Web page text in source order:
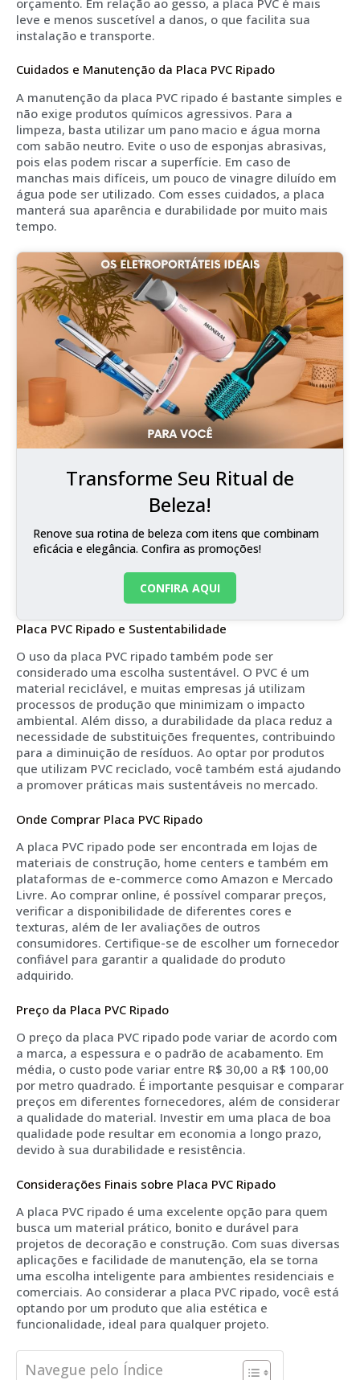
leve e menos suscetível a danos, o que facilita sua
instalação e transporte.
Cuidados e Manutenção da Placa PVC Ripado
A manutenção da placa PVC ripado é bastante simples e
não exige produtos químicos agressivos. Para a
limpeza, basta utilizar um pano macio e água morna
com sabão neutro. Evite o uso de esponjas abrasivas,
pois elas podem riscar a superfície. Em caso de
manchas mais difíceis, um pouco de vinagre diluído em
água pode ser utilizado. Com esses cuidados, a placa
manterá sua aparência e durabilidade por muito mais
tempo.
Transforme Seu Ritual de
Beleza!
Renove sua rotina de beleza com itens que combinam
eficácia e elegância. Confira as promoções!
CONFIRA AQUI
Placa PVC Ripado e Sustentabilidade
O uso da placa PVC ripado também pode ser
considerado uma escolha sustentável. O PVC é um
material reciclável, e muitas empresas já utilizam
processos de produção que minimizam o impacto
ambiental. Além disso, a durabilidade da placa reduz a
necessidade de substituições frequentes, contribuindo
para a diminuição de resíduos. Ao optar por produtos
que utilizam PVC reciclado, você também está ajudando
a promover práticas mais sustentáveis no mercado.
Onde Comprar Placa PVC Ripado
A placa PVC ripado pode ser encontrada em lojas de
materiais de construção, home centers e também em
plataformas de e-commerce como Amazon e Mercado
Livre. Ao comprar online, é possível comparar preços,
verificar a disponibilidade de diferentes cores e
texturas, além de ler avaliações de outros
consumidores. Certifique-se de escolher um fornecedor
confiável para garantir a qualidade do produto
adquirido.
Preço da Placa PVC Ripado
O preço da placa PVC ripado pode variar de acordo com
a marca, a espessura e o padrão de acabamento. Em
média, o custo pode variar entre R$ 30,00 a R$ 100,00
por metro quadrado. É importante pesquisar e comparar
preços em diferentes fornecedores, além de considerar
a qualidade do material. Investir em uma placa de boa
qualidade pode resultar em economia a longo prazo,
devido à sua durabilidade e resistência.
Considerações Finais sobre Placa PVC Ripado
A placa PVC ripado é uma excelente opção para quem
busca um material prático, bonito e durável para
projetos de decoração e construção. Com suas diversas
aplicações e facilidade de manutenção, ela se torna
uma escolha inteligente para ambientes residenciais e
comerciais. Ao considerar a placa PVC ripado, você está
optando por um produto que alia estética e
funcionalidade, ideal para qualquer projeto.
Navegue pelo Índice